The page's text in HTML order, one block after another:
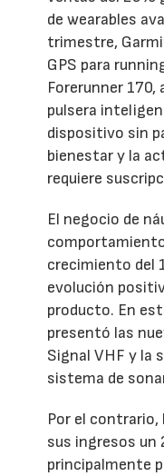
de wearables
trimestre,
GPS para
Forerunner 170,
pulsera
dispositivo sin
bienestar y la
requiere
El negocio de
crecimiento del
evolución
producto. En
presentó las
Signal VHF y la
sistema de
Por el
sus ingresos un
principalmente